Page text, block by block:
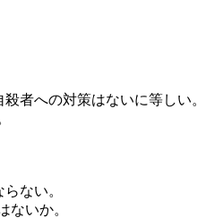
者への対策はないに等しい。
ない。
ないか。